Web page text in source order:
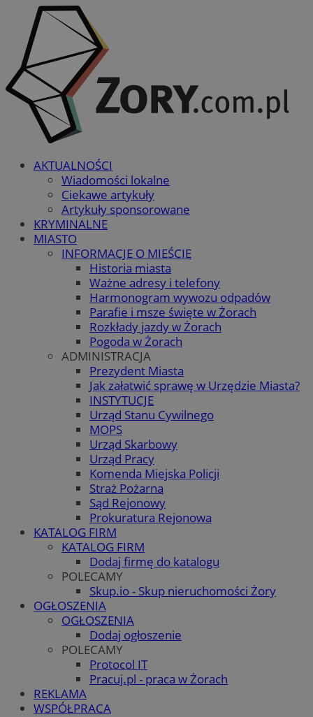
AKTUALNOŚCI
Wiadomości lokalne
Ciekawe artykuły
Artykuły sponsorowane
KRYMINALNE
MIASTO
INFORMACJE O MIEŚCIE
Historia miasta
Ważne adresy i telefony
Harmonogram wywozu odpadów
Parafie i msze święte w Żorach
Rozkłady jazdy w Żorach
Pogoda w Żorach
ADMINISTRACJA
Prezydent Miasta
Jak załatwić sprawę w Urzędzie Miasta?
INSTYTUCJE
Urząd Stanu Cywilnego
MOPS
Urząd Skarbowy
Urząd Pracy
Komenda Miejska Policji
Straż Pożarna
Sąd Rejonowy
Prokuratura Rejonowa
KATALOG FIRM
KATALOG FIRM
Dodaj firmę do katalogu
POLECAMY
Skup.io - Skup nieruchomości Żory
OGŁOSZENIA
OGŁOSZENIA
Dodaj ogłoszenie
POLECAMY
Protocol IT
Pracuj.pl - praca w Żorach
REKLAMA
WSPÓŁPRACA